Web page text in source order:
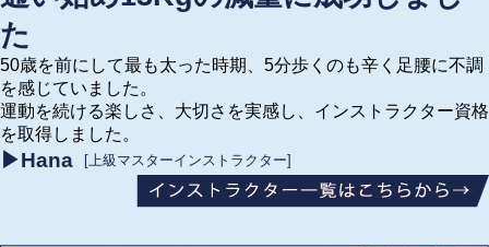
た
50歳を前にして最も太った時期、5分歩くのも辛く足腰に不調
を感じていました。
運動を続ける楽しさ、大切さを実感し、インストラクター資格
を取得しました。
▶Hana [上級マスターインストラクター]